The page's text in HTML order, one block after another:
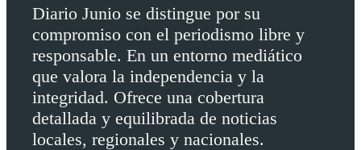
Diario Junio se distingue por su
compromiso con el periodismo libre y
responsable. En un entorno mediático
que valora la independencia y la
integridad. Ofrece una cobertura
detallada y equilibrada de noticias
locales, regionales y nacionales.